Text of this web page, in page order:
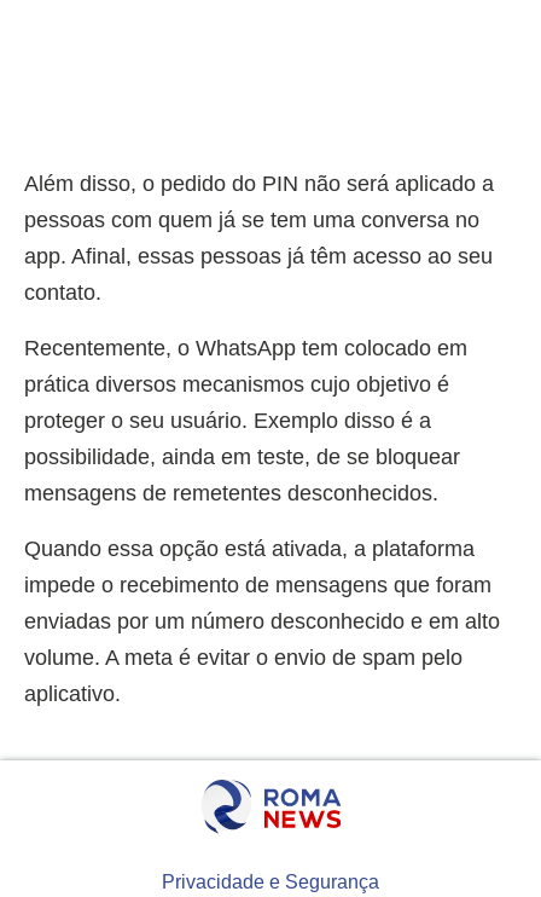
Além disso, o pedido do PIN não será aplicado a
pessoas com quem já se tem uma conversa no
app. Afinal, essas pessoas já têm acesso ao seu
contato.
Recentemente, o WhatsApp tem colocado em
prática diversos mecanismos cujo objetivo é
proteger o seu usuário. Exemplo disso é a
possibilidade, ainda em teste, de se bloquear
mensagens de remetentes desconhecidos.
Quando essa opção está ativada, a plataforma
impede o recebimento de mensagens que foram
enviadas por um número desconhecido e em alto
volume. A meta é evitar o envio de spam pelo
aplicativo.
Privacidade e Segurança